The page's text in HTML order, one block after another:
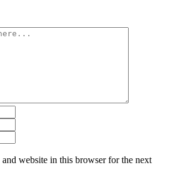
and website in this browser for the next